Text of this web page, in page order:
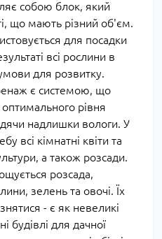
собою блок, який
що мають різний об'єм.
для посадки
всі рослини в
для розвитку.
є системою, що
рівня
надлишки вологи. У
всі кімнатні квіти та
а також розсади.
розсада,
зелень та овочі. Їх
- є як невеликі
будівлі для дачної